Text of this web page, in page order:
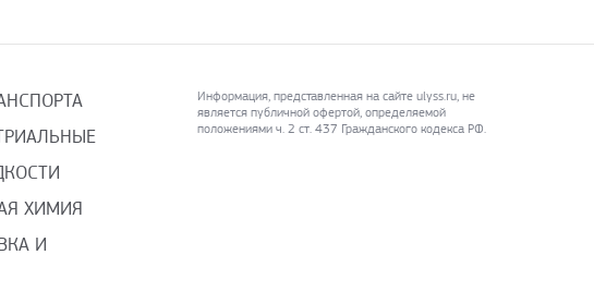
ХИМИЯ
И
Информация, представленная на сайте ulyss.ru, не
является публичной офертой, определяемой
положениями ч. 2 ст. 437 Гражданского кодекса РФ.